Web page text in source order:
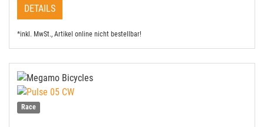
DETAILS
*inkl. MwSt., Artikel online nicht bestellbar!
Race